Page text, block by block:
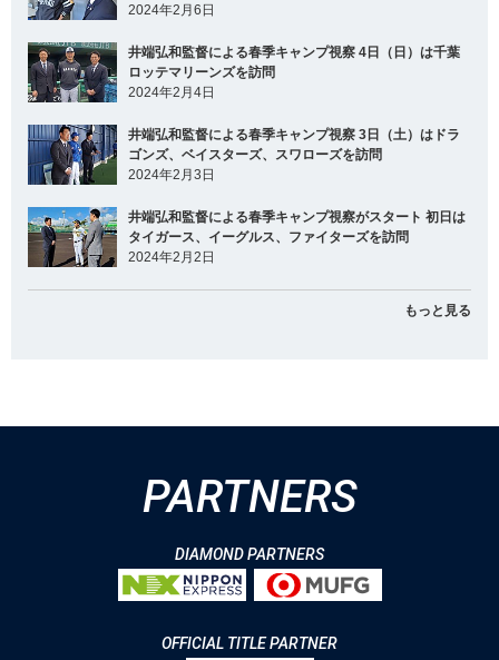
2024年2月6日
井端弘和監督による春季キャンプ視察 4日（日）は千葉
ロッテマリーンズを訪問
2024年2月4日
井端弘和監督による春季キャンプ視察 3日（土）はドラ
ゴンズ、ベイスターズ、スワローズを訪問
2024年2月3日
井端弘和監督による春季キャンプ視察がスタート 初日は
タイガース、イーグルス、ファイターズを訪問
2024年2月2日
もっと見る
PARTNERS
DIAMOND PARTNERS
OFFICIAL TITLE PARTNER